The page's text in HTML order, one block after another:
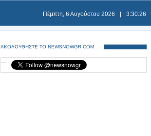
Πέμπτη, 6 Αυγούστου 2026 3:30:26
ΑΚΟΛΟΥΘΗΣΤΕ ΤΟ NEWSNOWGR.COM